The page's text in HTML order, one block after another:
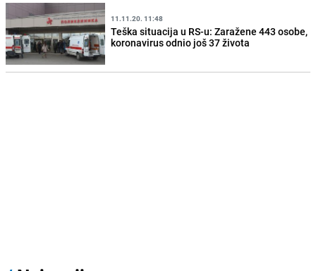
11.11.20. 11:48
Teška situacija u RS-u: Zaražene 443 osobe,
koronavirus odnio još 37 života